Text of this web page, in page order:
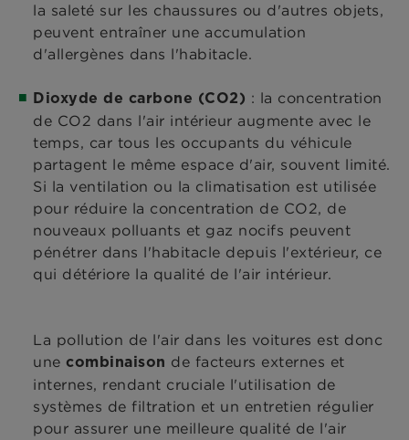
la saleté sur les chaussures ou d'autres objets,
peuvent entraîner une accumulation
d'allergènes dans l'habitacle.
Dioxyde de carbone (CO2) : la concentration
de CO2 dans l'air intérieur augmente avec le
temps, car tous les occupants du véhicule
partagent le même espace d'air, souvent limité.
Si la ventilation ou la climatisation est utilisée
pour réduire la concentration de CO2, de
nouveaux polluants et gaz nocifs peuvent
pénétrer dans l'habitacle depuis l'extérieur, ce
qui détériore la qualité de l'air intérieur.
La pollution de l'air dans les voitures est donc
une combinaison de facteurs externes et
internes, rendant cruciale l'utilisation de
systèmes de filtration et un entretien régulier
pour assurer une meilleure qualité de l'air